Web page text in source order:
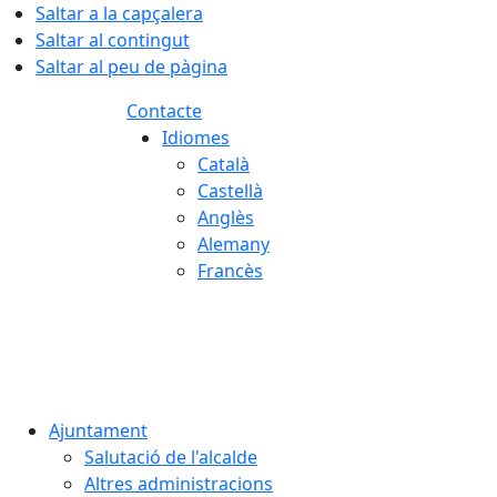
Saltar a la capçalera
Saltar al contingut
Saltar al peu de pàgina
Contacte
Idiomes
Català
Castellà
Anglès
Alemany
Francès
Ajuntament
Salutació de l'alcalde
Altres administracions